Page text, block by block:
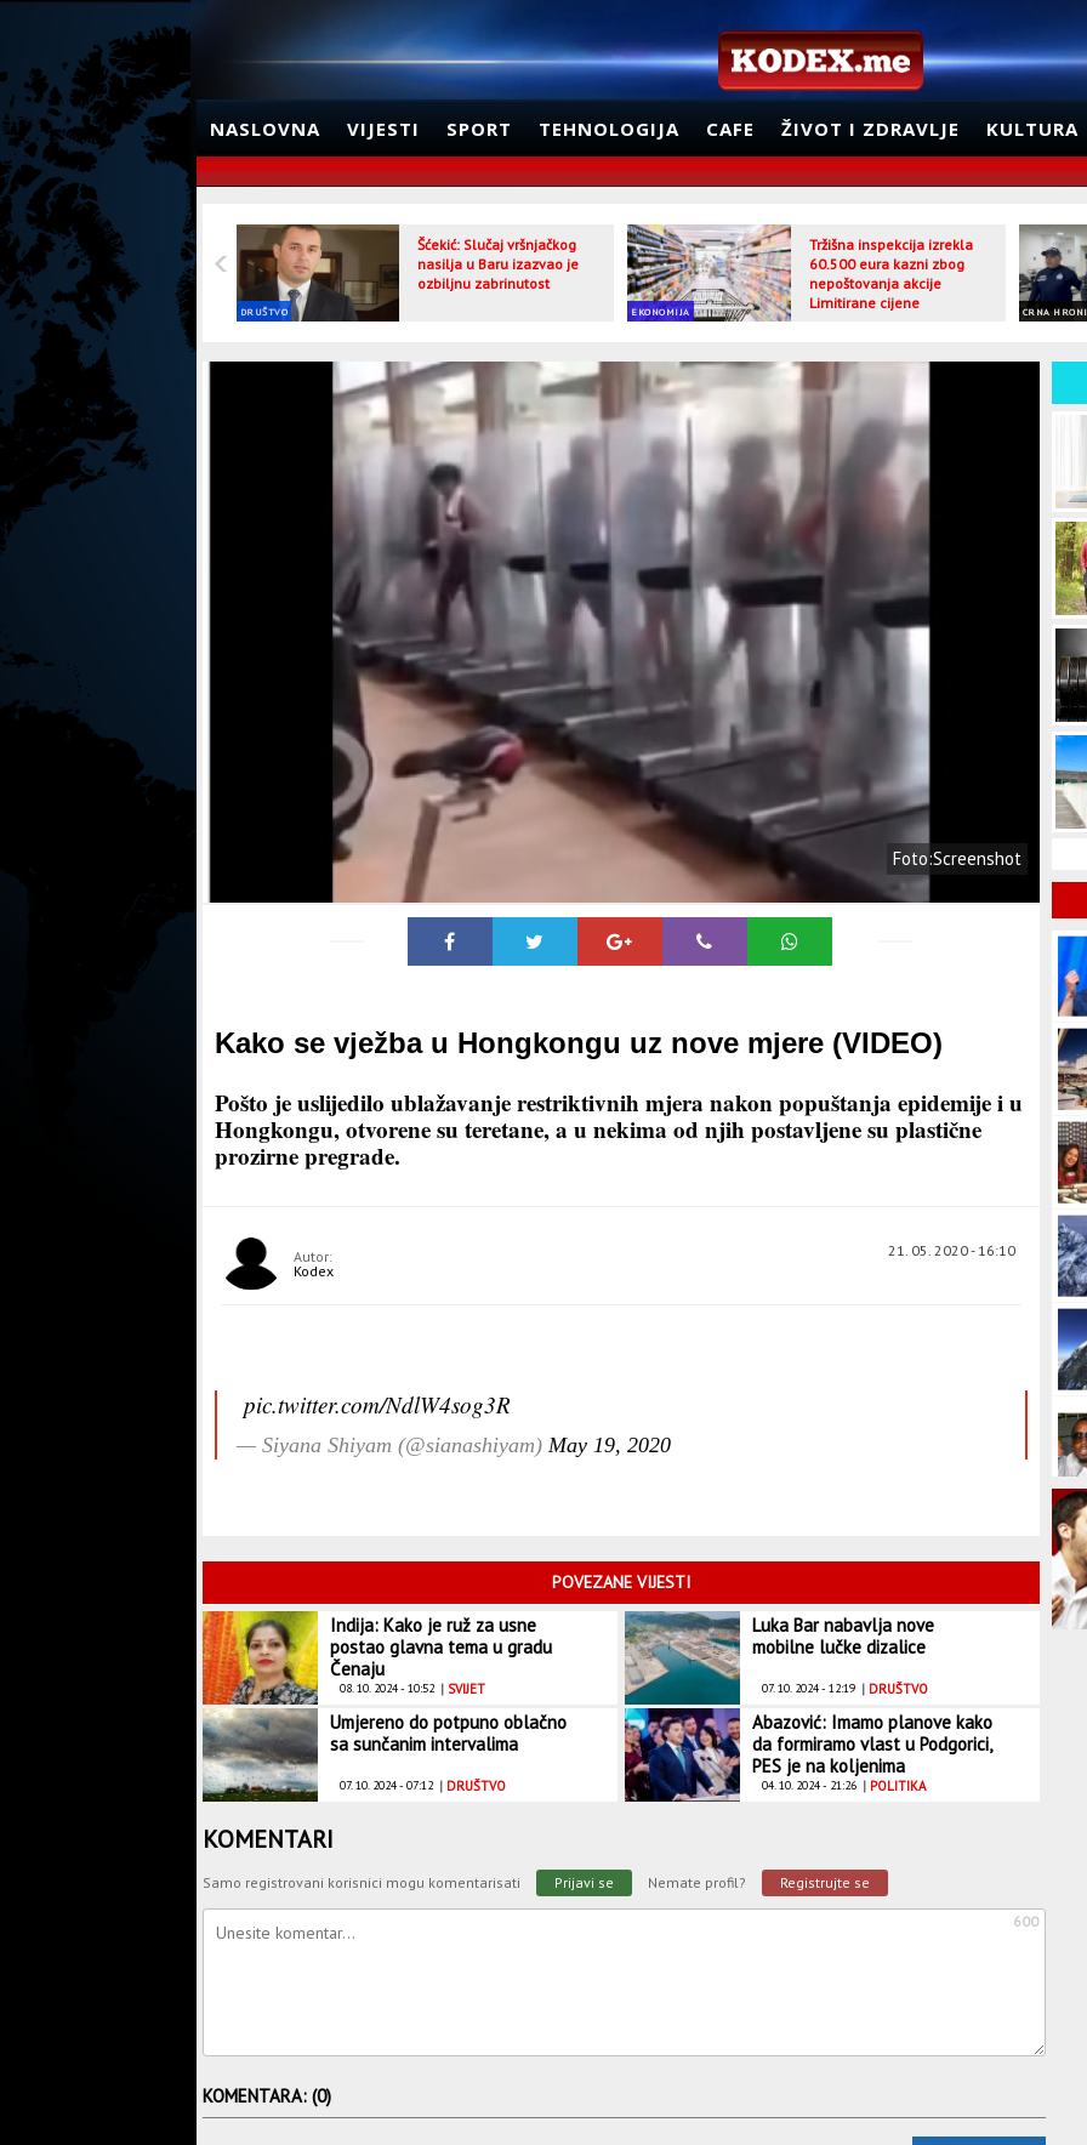
NASLOVNA VIJESTI SPORT TEHNOLOGIJA CAFE ŽIVOT I ZDRAVLJE KULTURA
DRUŠTVO
Šćekić: Slučaj vršnjačkog
nasilja u Baru izazvao je
ozbiljnu zabrinutost
EKONOMIJA
Tržišna inspekcija izrekla
60.500 eura kazni zbog
nepoštovanja akcije
Limitirane cijene
CRNA
Foto:Screenshot
Kako se vježba u Hongkongu uz nove mjere (VIDEO)
Pošto je uslijedilo ublažavanje restriktivnih mjera nakon popuštanja epidemije i u
Hongkongu, otvorene su teretane, a u nekima od njih postavljene su plastične
prozirne pregrade.
21. 05. 2020 - 16:10
Autor:
Kodex
pic.twitter.com/NdlW4sog3R
— Siyana Shiyam (@sianashiyam) May 19, 2020
POVEZANE VIJESTI
Indija: Kako je ruž za usne
postao glavna tema u gradu
Čenaju
08. 10. 2024 - 10:52 | SVIJET
Luka Bar nabavlja nove
mobilne lučke dizalice
07. 10. 2024 - 12:19 | DRUŠTVO
Umjereno do potpuno oblačno
sa sunčanim intervalima
07. 10. 2024 - 07:12 | DRUŠTVO
Abazović: Imamo planove kako
da formiramo vlast u Podgorici,
PES je na koljenima
04. 10. 2024 - 21:26 | POLITIKA
KOMENTARI
Samo registrovani korisnici mogu komentarisati Prijavi se Nemate profil? Registrujte se
600
KOMENTARA: (0)